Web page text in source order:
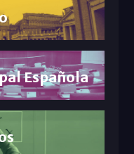
Española